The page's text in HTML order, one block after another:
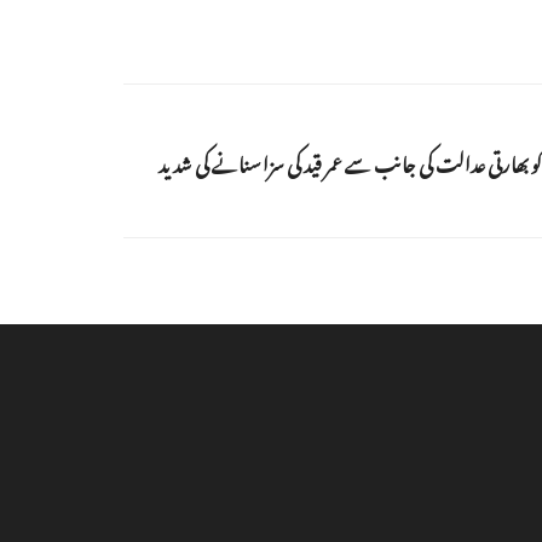
بھارتی عدالت کی جانب سے عمر قید کی سزا سنانے کی شدید